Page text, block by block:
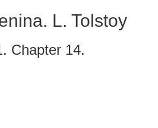
L. Tolstoy
Chapter 14.